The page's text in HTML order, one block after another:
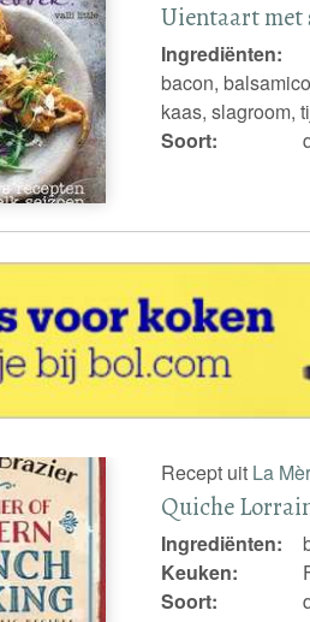
Uientaart met
Ingrediënten:
bacon,
kaas, slagroom,
Soort:
Recept uit La
Quiche
Ingrediënten:
Keuken:
Soort: